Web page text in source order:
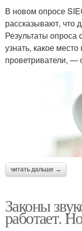
В новом опросе
рассказывают, что
Результаты
узнать, какое
проветриватели, —
читать дальше →
Законы
работает.